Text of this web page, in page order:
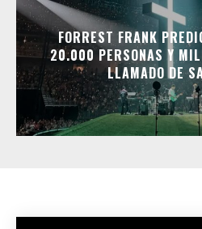
FORREST FRANK
20.000 PERSONAS Y
LLAMADO DE